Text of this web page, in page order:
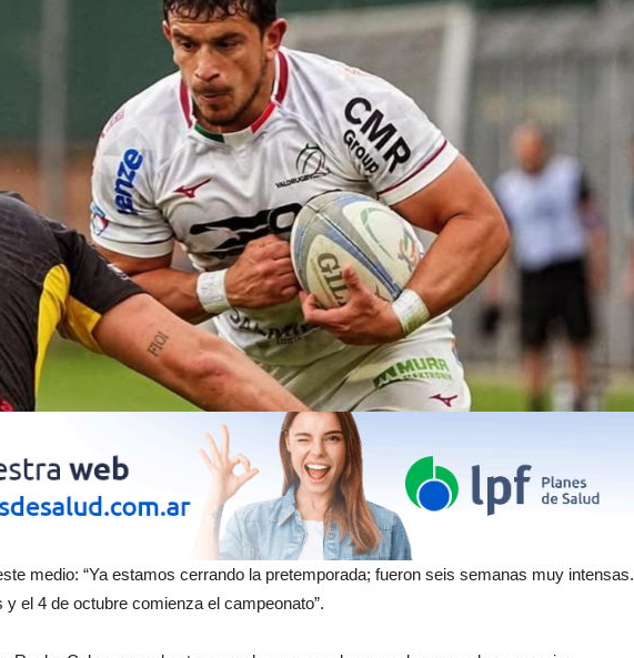
medio: “Ya estamos cerrando la pretemporada; fueron seis semanas muy intensas.
el 4 de octubre comienza el campeonato”.